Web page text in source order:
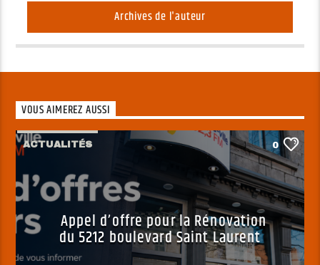
Archives de l'auteur
VOUS AIMEREZ AUSSI
ACTUALITÉS 0
Appel d’offre pour la Rénovation
du 5212 boulevard Saint Laurent